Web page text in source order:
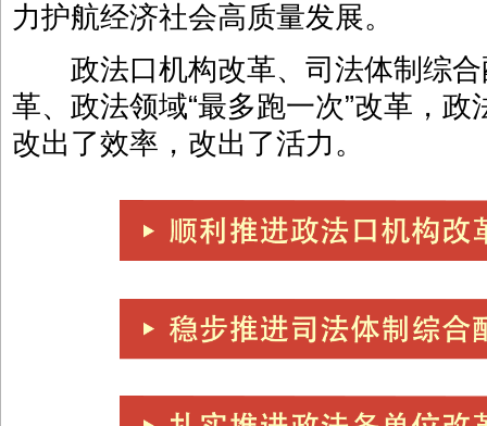
力护航经济社会高质量发展。
政法口机构改革、司法体制综合
革、政法领域“最多跑一次”改革，
改出了效率，改出了活力。